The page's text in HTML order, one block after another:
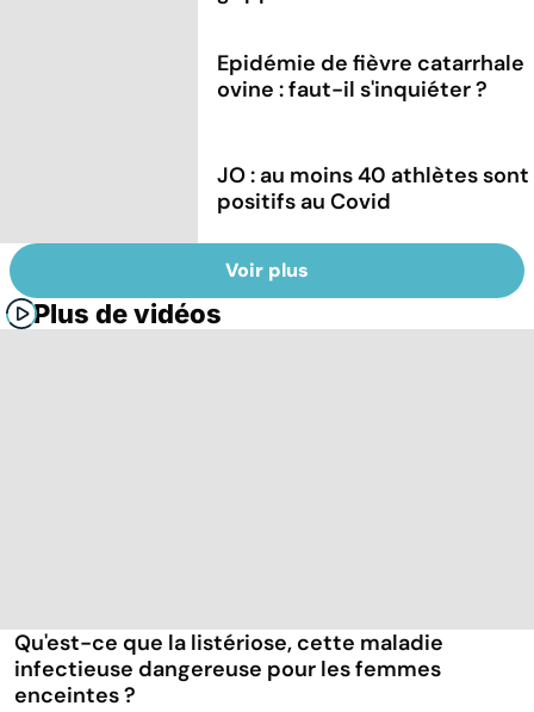
Epidémie de fièvre catarrhale
ovine : faut-il s'inquiéter ?
JO : au moins 40 athlètes sont
positifs au Covid
Voir plus
Plus de vidéos
Qu'est-ce que la listériose, cette maladie
infectieuse dangereuse pour les femmes
enceintes ?